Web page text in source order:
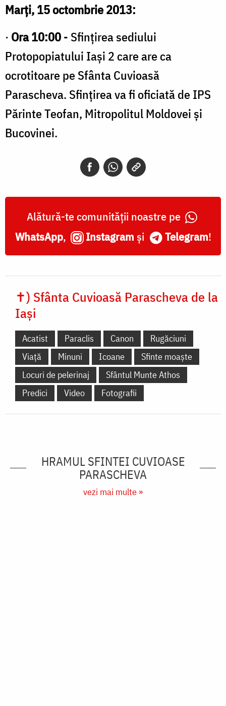
Marţi, 15 octombrie 2013:
· Ora 10:00- Sfinţirea sediului
Protopopiatului Iaşi 2 care are ca
ocrotitoare pe Sfânta Cuvioasă
Parascheva. Sfinţirea va fi oficiată de IPS
Părinte Teofan, Mitropolitul Moldovei şi
Bucovinei.
Alătură-te comunității noastre pe
WhatsApp, Instagram și Telegram!
✝) Sfânta Cuvioasă
Acatist
Paraclis
Canon
Rugăciuni
Viață
Minuni
Sfinte moaște
Locuri de pelerinaj
Fotografii